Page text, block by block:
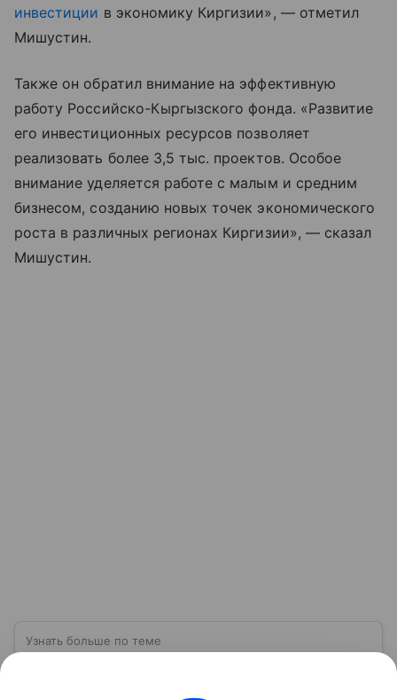
инвестиции в экономику Киргизии», — отметил
Мишустин.
Также он обратил внимание на эффективную
работу Российско-Кыргызского фонда. «Развитие
его инвестиционных ресурсов позволяет
реализовать более 3,5 тыс. проектов. Особое
внимание уделяется работе с малым и средним
бизнесом, созданию новых точек экономического
роста в различных регионах Киргизии», — сказал
Мишустин.
Узнать больше по теме